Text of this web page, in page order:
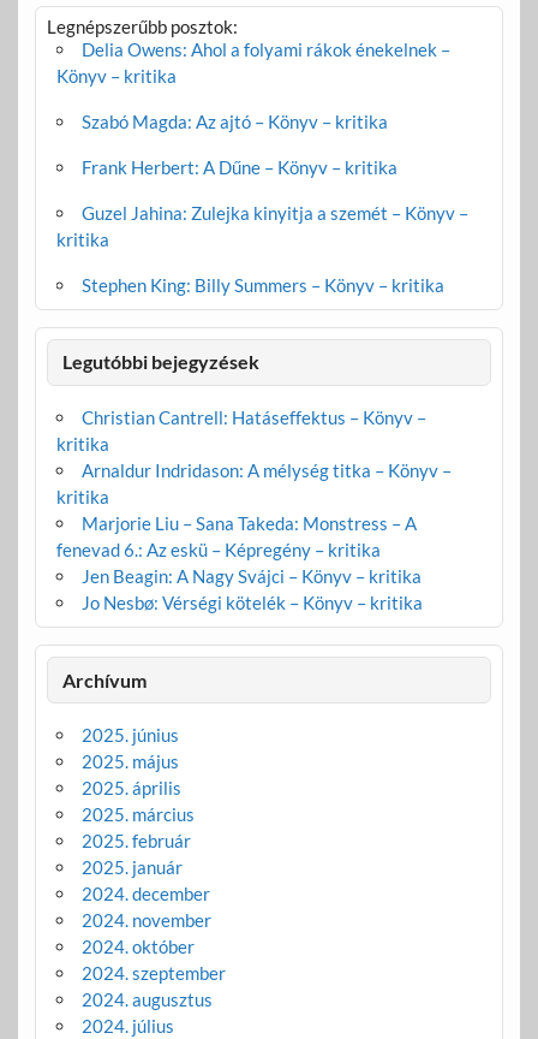
Legnépszerűbb posztok:
Delia Owens: Ahol a folyami rákok énekelnek –
Könyv – kritika
Szabó Magda: Az ajtó – Könyv – kritika
Frank Herbert: A Dűne – Könyv – kritika
Guzel Jahina: Zulejka kinyitja a szemét – Könyv –
kritika
Stephen King: Billy Summers – Könyv – kritika
Legutóbbi bejegyzések
Christian Cantrell: Hatáseffektus – Könyv –
kritika
Arnaldur Indridason: A mélység titka – Könyv –
kritika
Marjorie Liu – Sana Takeda: Monstress – A
fenevad 6.: Az eskü – Képregény – kritika
Jen Beagin: A Nagy Svájci – Könyv – kritika
Jo Nesbø: Vérségi kötelék – Könyv – kritika
Archívum
2025. június
2025. május
2025. április
2025. március
2025. február
2025. január
2024. december
2024. november
2024. október
2024. szeptember
2024. augusztus
2024. július